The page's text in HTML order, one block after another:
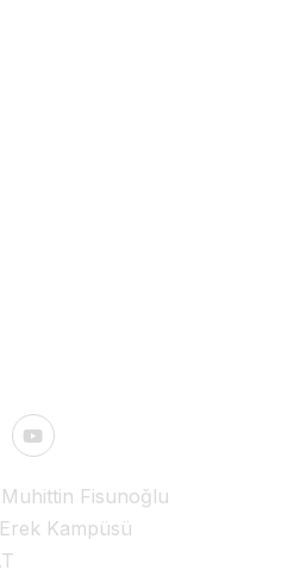
Fisunoğlu
Kampüsü